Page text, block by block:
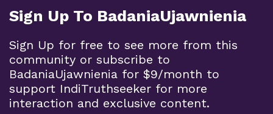
Sign Up To BadaniaUjawnienia
Sign Up for free to see more from this
community or subscribe to
BadaniaUjawnienia for $9/month to
support IndiTruthseeker for more
interaction and exclusive content.